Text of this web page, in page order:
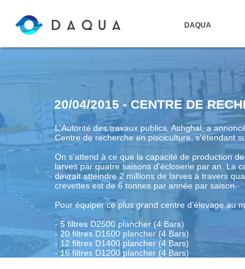
DAQUA
20/04/2015 - CENTRE DE
L'Autorité des travaux publics, Ashghal, a
Centre de recherche en pisciculture, s'étendant
On s'attend à ce que la capacité de production
larves par quatre saisons d'écloserie par an. La
devrait atteindre 2 millions de larves à travers
crevettes est de 6 tonnes par année par saison.
Pour équiper ce plus grand centre d’élevage au
- 5 filtres D2500 plancher (4 Bars)
- 20 filtres D1600 plancher (4 Bars)
- 12 filtres D1400 plancher (4 Bars)
- 16 filtres D1200 plancher (4 Bars)